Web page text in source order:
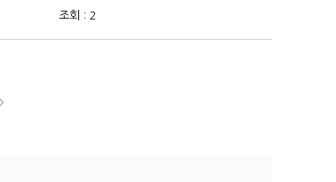
조회 : 2